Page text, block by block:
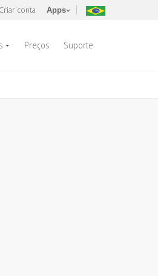
Criar conta Apps
Preços Suporte